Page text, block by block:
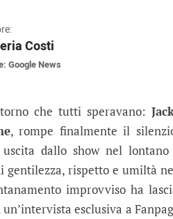
Costi
Google News
Donne gossip,
del dating show svela la
che tutti speravano:
, rompe finalmente il
uscita dallo show nel
gentilezza, rispetto e umiltà
improvviso ha
esclusiva a